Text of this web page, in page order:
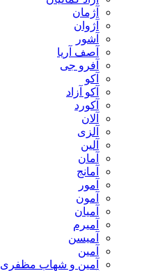
آژمان
آژوان
آشور
آصف آریا
آفرو جی
آکو
آکو آزاد
آکورد
آلان
آلزی
آلین
آمان
آمانج
آمور
آمون
آمیان
آمیرم
آمیسن
آمین
آمین و شهاب مظفری